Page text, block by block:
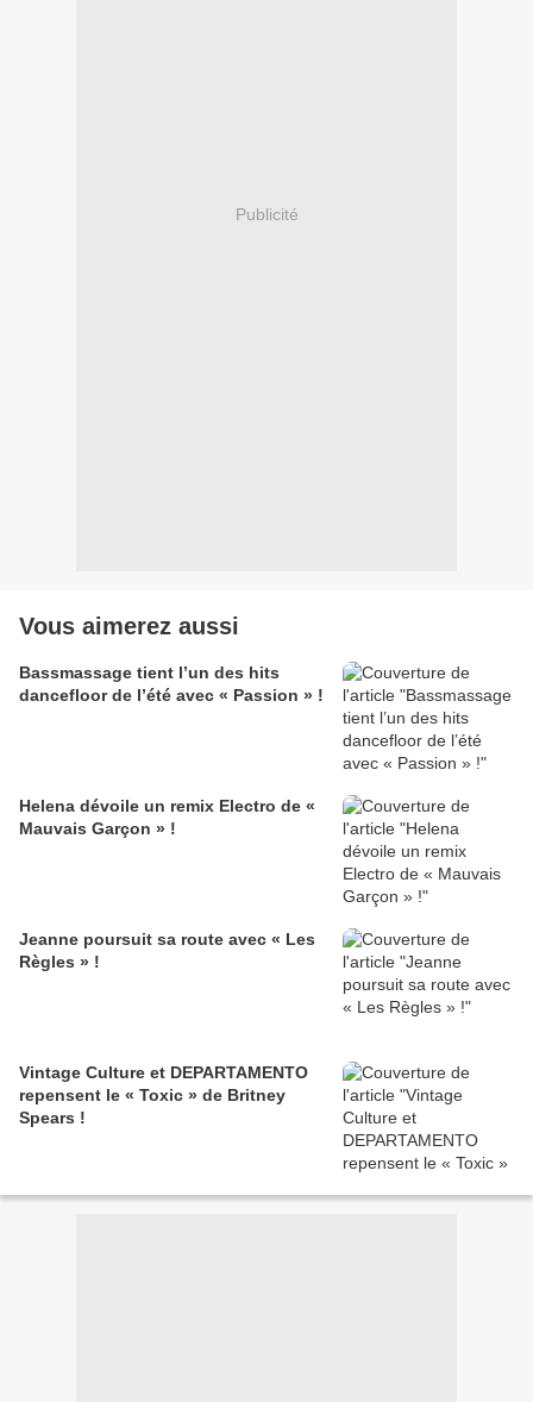
Publicité
Vous aimerez aussi
Bassmassage tient l’un des hits
dancefloor de l’été avec « Passion » !
Helena dévoile un remix Electro de «
Mauvais Garçon » !
Jeanne poursuit sa route avec « Les
Règles » !
Vintage Culture et DEPARTAMENTO
repensent le « Toxic » de Britney
Spears !